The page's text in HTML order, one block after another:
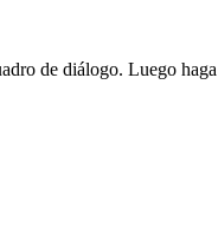
de diálogo. Luego